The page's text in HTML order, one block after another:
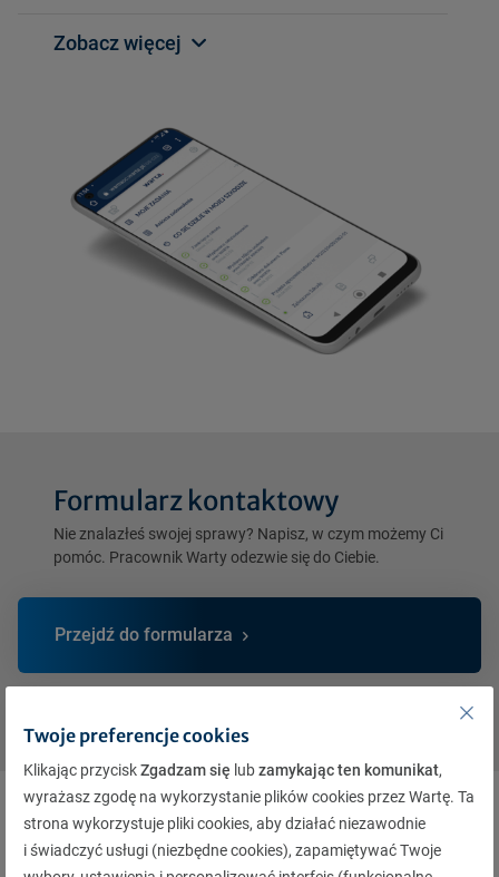
Zobacz więcej
Formularz kontaktowy
Nie znalazłeś swojej sprawy? Napisz, w czym możemy Ci
pomóc. Pracownik Warty odezwie się do Ciebie.
Przejdź do formularza
Przydatne dokumenty
Twoje preferencje cookies
Klikając przyciskZgadzam się lubzamykając ten komunikat,
wyrażasz zgodę na wykorzystanie plików cookies przez Wartę. Ta
strona wykorzystuje pliki cookies, aby działać niezawodnie
i świadczyć usługi (niezbędne cookies), zapamiętywać Twoje